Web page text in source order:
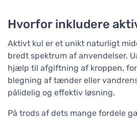
Hvorfor inkludere
Aktivt kul er et unikt naturligt
bredt spektrum af anvendelser.
hjælp til afgiftning af kroppen,
blegning af tænder eller
pålidelig og effektiv løsning.
På trods af dets mange fordele